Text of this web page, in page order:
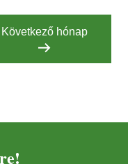
Következő hónap